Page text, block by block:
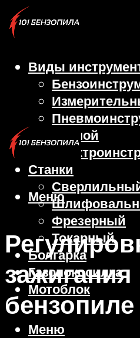
Виды
Ручной
Станки
Фрезерный
Токарный
Болгарка
Газонокосилка
Мотоблок
Меню
Меню
зажигания
бензопиле